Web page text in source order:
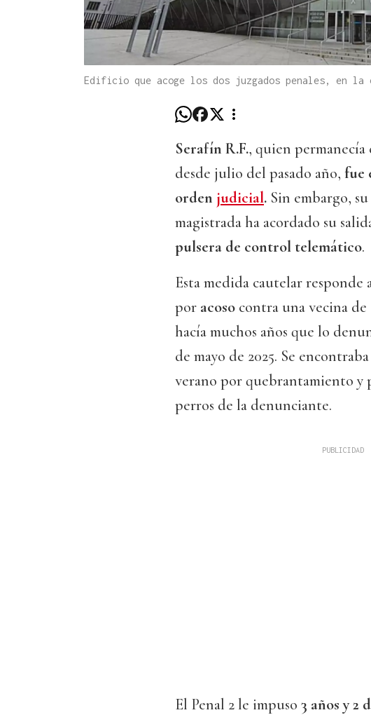
Edificio que acoge los dos juzgados penales, en la
Serafín R.F., quien
desde julio del pasado año, fue
orden judicial. Sin embargo,
magistrada ha acordado su
pulsera de control telemático.
Esta medida cautelar responde
por acoso contra una vecina
hacía muchos años que lo
de mayo de 2025. Se
verano por quebrantamiento y
perros de la denunciante.
El Penal 2 le impuso 3 años y 2